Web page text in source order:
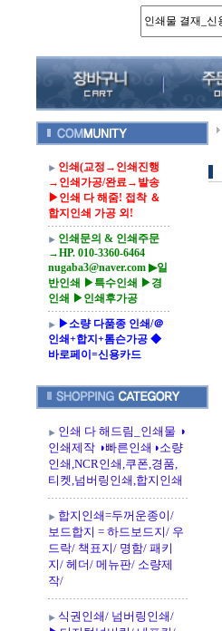
인쇄(교정→인쇄진행
→인쇄가공/완료→발송
▶인쇄 다 해줌! 접착 ＆
합지인쇄 가공 외!
인쇄문의 & 인쇄주문
→HP. 010-3360-6464
nugaba3@naver.com ▶일
반인쇄 ▶특수인쇄 ▶경
인쇄 ▶인쇄후가공
▶소량 다품종 인쇄/＠
인쇄+합지+톰슨가공 ◆
바로페이=신용카드
인쇄 다 해드림_인쇄물 ◑
인쇄제작 ◑빠른인쇄◑소량
인쇄,NCR인쇄,쿠폰,경품,
티켓,넘버링인쇄,합지인쇄
합지인쇄=두꺼운종이/
보드합지 = 하드보드지/ 우
드락/ 책표지/ 명함/ 패키
지/ 헤더/ 메뉴판/ 소량제
작/
식권인쇄/ 넘버링인쇄/